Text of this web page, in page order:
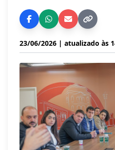
23/06/2026 | atualizado às